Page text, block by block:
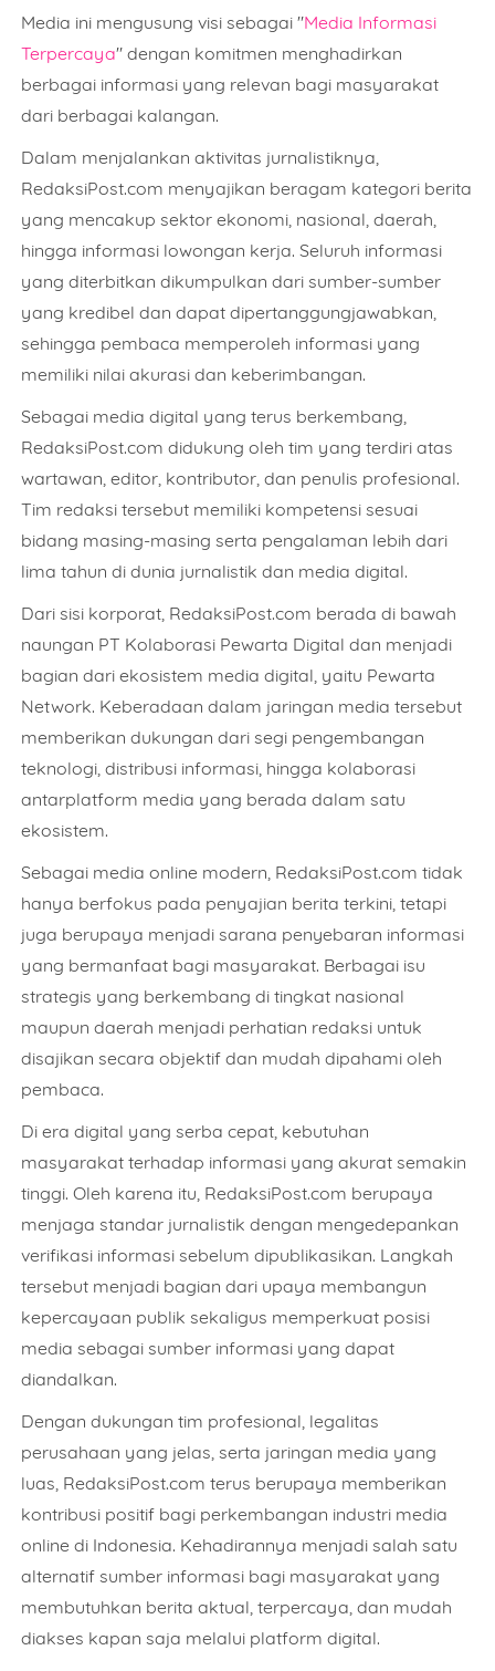
Media ini mengusung visi sebagai "Media Informasi
Terpercaya" dengan komitmen menghadirkan
berbagai informasi yang relevan bagi masyarakat
dari berbagai kalangan.
Dalam menjalankan aktivitas jurnalistiknya,
RedaksiPost.com menyajikan beragam kategori berita
yang mencakup sektor ekonomi, nasional, daerah,
hingga informasi lowongan kerja. Seluruh informasi
yang diterbitkan dikumpulkan dari sumber-sumber
yang kredibel dan dapat dipertanggungjawabkan,
sehingga pembaca memperoleh informasi yang
memiliki nilai akurasi dan keberimbangan.
Sebagai media digital yang terus berkembang,
RedaksiPost.com didukung oleh tim yang terdiri atas
wartawan, editor, kontributor, dan penulis profesional.
Tim redaksi tersebut memiliki kompetensi sesuai
bidang masing-masing serta pengalaman lebih dari
lima tahun di dunia jurnalistik dan media digital.
Dari sisi korporat, RedaksiPost.com berada di bawah
naungan PT Kolaborasi Pewarta Digital dan menjadi
bagian dari ekosistem media digital, yaitu Pewarta
Network. Keberadaan dalam jaringan media tersebut
memberikan dukungan dari segi pengembangan
teknologi, distribusi informasi, hingga kolaborasi
antarplatform media yang berada dalam satu
ekosistem.
Sebagai media online modern, RedaksiPost.com tidak
hanya berfokus pada penyajian berita terkini, tetapi
juga berupaya menjadi sarana penyebaran informasi
yang bermanfaat bagi masyarakat. Berbagai isu
strategis yang berkembang di tingkat nasional
maupun daerah menjadi perhatian redaksi untuk
disajikan secara objektif dan mudah dipahami oleh
pembaca.
Di era digital yang serba cepat, kebutuhan
masyarakat terhadap informasi yang akurat semakin
tinggi. Oleh karena itu, RedaksiPost.com berupaya
menjaga standar jurnalistik dengan mengedepankan
verifikasi informasi sebelum dipublikasikan. Langkah
tersebut menjadi bagian dari upaya membangun
kepercayaan publik sekaligus memperkuat posisi
media sebagai sumber informasi yang dapat
diandalkan.
Dengan dukungan tim profesional, legalitas
perusahaan yang jelas, serta jaringan media yang
luas, RedaksiPost.com terus berupaya memberikan
kontribusi positif bagi perkembangan industri media
online di Indonesia. Kehadirannya menjadi salah satu
alternatif sumber informasi bagi masyarakat yang
membutuhkan berita aktual, terpercaya, dan mudah
diakses kapan saja melalui platform digital.